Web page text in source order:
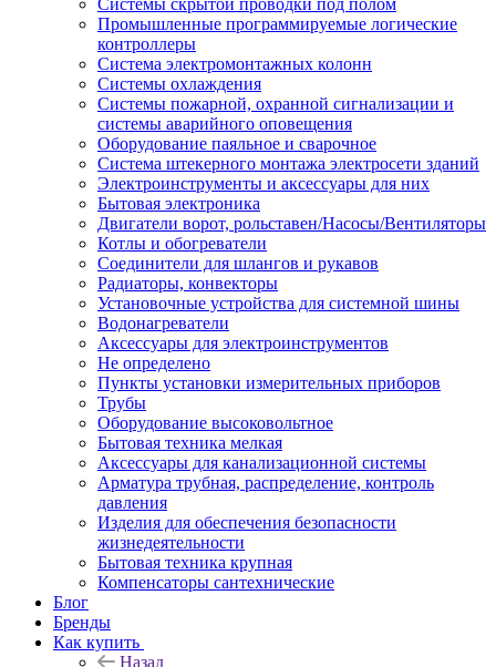
Системы скрытой проводки под полом
Промышленные программируемые логические
контроллеры
Система электромонтажных колонн
Системы охлаждения
Системы пожарной, охранной сигнализации и
системы аварийного оповещения
Оборудование паяльное и сварочное
Система штекерного монтажа электросети зданий
Электроинструменты и аксессуары для них
Бытовая электроника
Двигатели ворот, рольставен/Насосы/Вентиляторы
Котлы и обогреватели
Соединители для шлангов и рукавов
Радиаторы, конвекторы
Установочные устройства для системной шины
Водонагреватели
Аксессуары для электроинструментов
Не определено
Пункты установки измерительных приборов
Трубы
Оборудование высоковольтное
Бытовая техника мелкая
Аксессуары для канализационной системы
Арматура трубная, распределение, контроль
давления
Изделия для обеспечения безопасности
жизнедеятельности
Бытовая техника крупная
Компенсаторы сантехнические
Блог
Бренды
Как купить
Назад